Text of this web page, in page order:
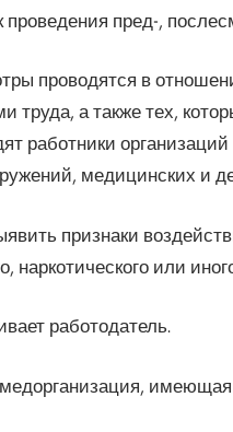
проведения пред-,
проводятся в
труда, а также тех,
работники
медицинских и
признаки
наркотического или
работодатель.